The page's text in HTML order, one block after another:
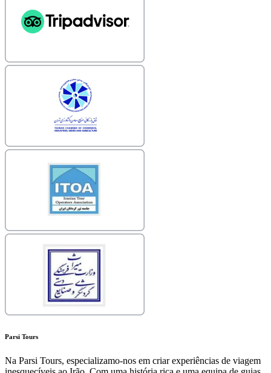
Parsi Tours
Na Parsi Tours, especializamo-nos em criar experiências de viagem